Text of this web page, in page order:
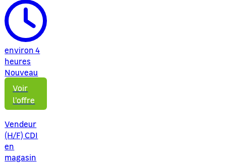
environ 4
heures
Nouveau
Voir
l'offre
Vendeur
(H/F) CDI
en
magasin